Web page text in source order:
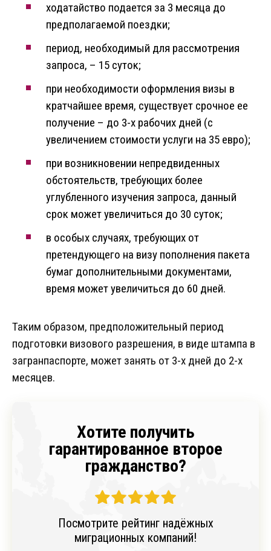
ходатайство подается за 3 месяца до
предполагаемой поездки;
период, необходимый для рассмотрения
запроса, – 15 суток;
при необходимости оформления визы в
кратчайшее время, существует срочное ее
получение – до 3-х рабочих дней (с
увеличением стоимости услуги на 35 евро);
при возникновении непредвиденных
обстоятельств, требующих более
углубленного изучения запроса, данный
срок может увеличиться до 30 суток;
в особых случаях, требующих от
претендующего на визу пополнения пакета
бумаг дополнительными документами,
время может увеличиться до 60 дней.
Таким образом, предположительный период
подготовки визового разрешения, в виде штампа в
загранпаспорте, может занять от 3-х дней до 2-х
месяцев.
Хотите получить
гарантированное второе
гражданство?
Посмотрите рейтинг надёжных
миграционных компаний!